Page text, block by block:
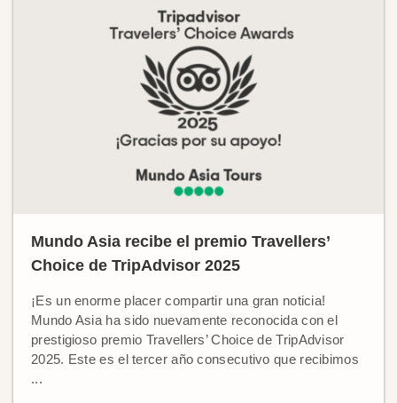
Mundo Asia recibe el premio Travellers’
Choice de TripAdvisor 2025
¡Es un enorme placer compartir una gran noticia!
Mundo Asia ha sido nuevamente reconocida con el
prestigioso premio Travellers’ Choice de TripAdvisor
2025. Este es el tercer año consecutivo que recibimos
...